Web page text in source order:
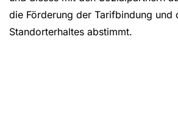
die Förderung der Tarifbindung und
Standorterhaltes abstimmt.